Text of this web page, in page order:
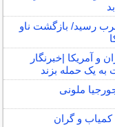
رسید/ بازگشت ناو
و آمریکا |خبرنگار
به یک حمله بزند
ملونی
و گران